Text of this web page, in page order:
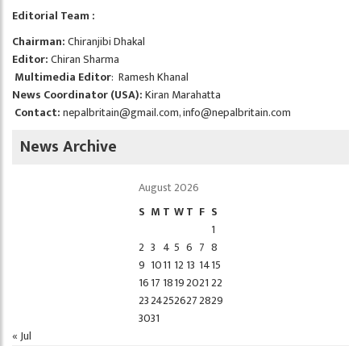
Editorial Team :
Chairman:Chiranjibi Dhakal
Editor:Chiran Sharma
Multimedia Editor: Ramesh Khanal
News Coordinator (USA):Kiran Marahatta
Contact:nepalbritain@gmail.com,info@nepalbritain.com
News Archive
August 2026
S M T WT F S
1
2 3 4 5 6 7 8
9 1011 12 13 1415
1617 1819202122
23242526272829
3031
« Jul